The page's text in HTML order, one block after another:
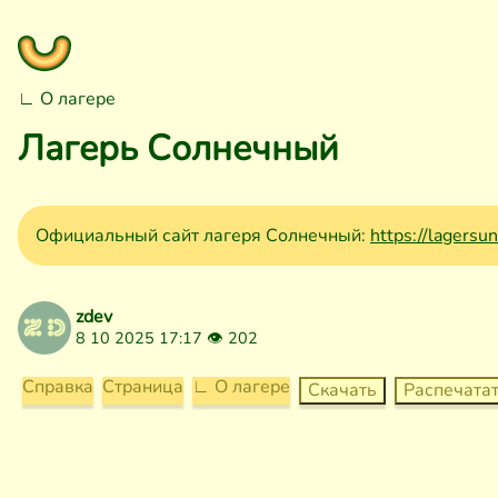
∟ О лагере
Лагерь Солнечный
Официальный сайт лагеря Солнечный: https://
zdev
8 10 2025 17:17 👁 202
Справка Страница ∟ О лагере Скачать